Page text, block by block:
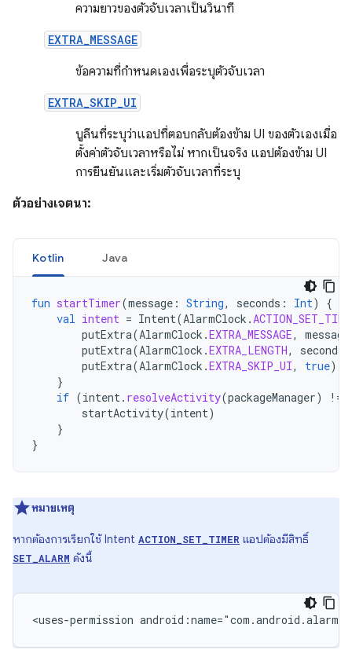
ความยาวของตัวจับเวลาเป็นวินาที
EXTRA_MESSAGE
ข้อความที่กำหนดเองเพื่อระบุตัวจับเวลา
EXTRA_SKIP_UI
บูลีนที่ระบุว่าแอปที่ตอบกลับต้องข้าม UI ของตัวเองเมื่อ
ตั้งค่าตัวจับเวลาหรือไม่ หากเป็นจริง แอปต้องข้าม UI
การยืนยันและเริ่มตัวจับเวลาที่ระบุ
ตัวอย่างเจตนา:
Kotlin Java
fun startTimer(message : String, seconds : Int)
{
val intent = Intent(AlarmClock .
putExtra(AlarmClock .EXTRA_MESSAGE, message
putExtra(AlarmClock .EXTRA_LENGTH, seconds
putExtra(AlarmClock .EXTRA_SKIP_UI, true)
}
if (intent. resolveActivity(packageManager) !=
startActivity(intent)
}
}
หมายเหตุ
หากต้องการเรียกใช้ Intent ACTION_SET_TIMER แอปต้องมีสิทธิ์
SET_ALARM ดังนี้
<uses-permission